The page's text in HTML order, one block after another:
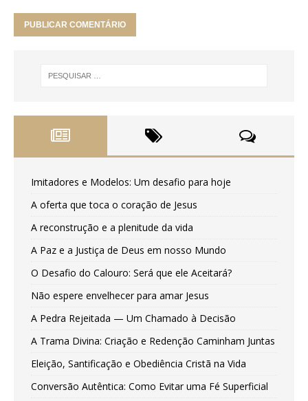
Imitadores e Modelos: Um desafio para hoje
A oferta que toca o coração de Jesus
A reconstrução e a plenitude da vida
A Paz e a Justiça de Deus em nosso Mundo
O Desafio do Calouro: Será que ele Aceitará?
Não espere envelhecer para amar Jesus
A Pedra Rejeitada — Um Chamado à Decisão
A Trama Divina: Criação e Redenção Caminham Juntas
Eleição, Santificação e Obediência Cristã na Vida
Conversão Autêntica: Como Evitar uma Fé Superficial